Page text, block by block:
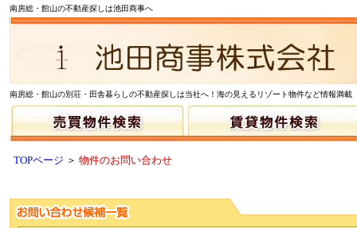
南房総・館山の不動産探しは池田商事へ
南房総・館山の別荘・田舎暮らしの不動産探しは当社へ！海の見えるリゾート物件など情報満載
TOPページ ＞ 物件のお問い合わせ